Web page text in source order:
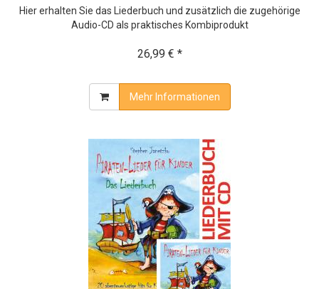
Hier erhalten Sie das Liederbuch und zusätzlich die zugehörige
Audio-CD als praktisches Kombiprodukt
26,99 € *
Mehr Informationen